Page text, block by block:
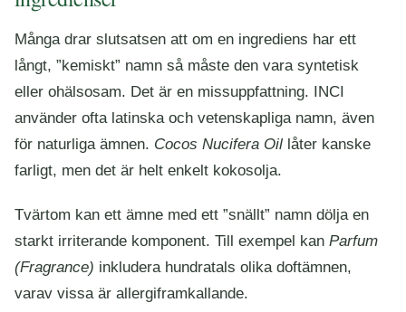
Många drar slutsatsen att om en ingrediens har ett
långt, ”kemiskt” namn så måste den vara syntetisk
eller ohälsosam. Det är en missuppfattning. INCI
använder ofta latinska och vetenskapliga namn, även
för naturliga ämnen. Cocos Nucifera Oil låter kanske
farligt, men det är helt enkelt kokosolja.
Tvärtom kan ett ämne med ett ”snällt” namn dölja en
starkt irriterande komponent. Till exempel kan Parfum
(Fragrance) inkludera hundratals olika doftämnen,
varav vissa är allergiframkallande.